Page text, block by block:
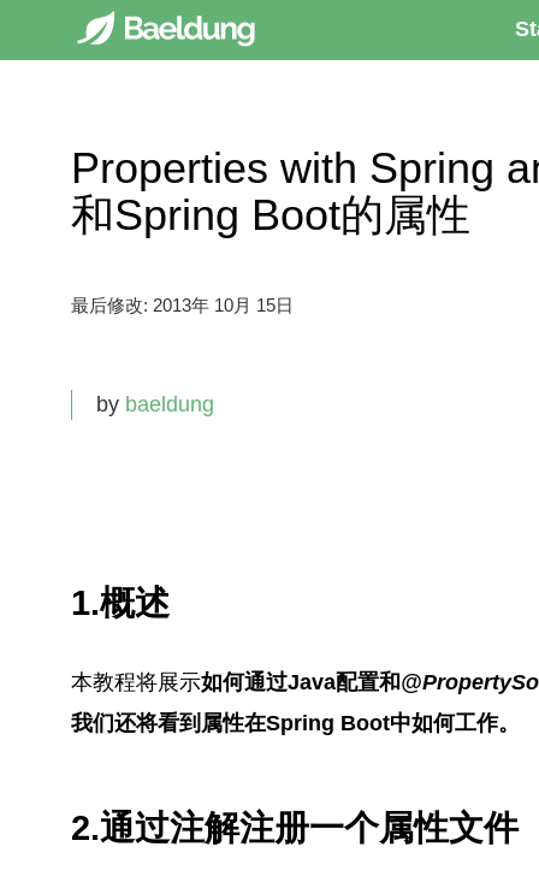
Properties with Spring
和Spring Boot的属性
最后修改: 2013年 10月 15日
by baeldung
1.概述
本教程将展示如何通过Java配置和
我们还将看到属性在Spring Boot中如何工作。
2.通过注解注册一个属性文件